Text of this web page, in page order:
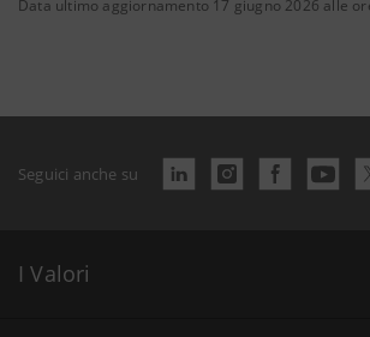
Data ultimo aggiornamento 17 giugno 2026 alle
Seguici anche su
I Valori